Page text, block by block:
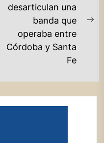
desarticulan una
banda que
operaba entre
Córdoba y Santa
Fe